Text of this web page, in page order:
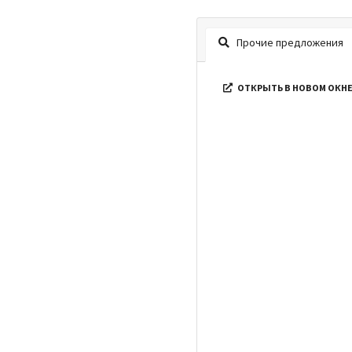
Прочие предложения
ОТКРЫТЬ В НОВОМ